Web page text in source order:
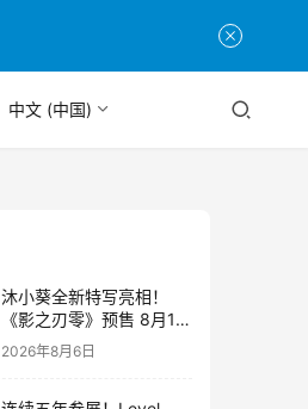
中文 (中国)
沐小葵全新特写亮相！
《影之刃零》预售 8月12
日开启
2026年8月6日